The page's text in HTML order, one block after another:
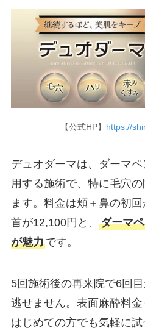
【公式HP】 https://
デュオダーマは、ダーマ
用する施術で、特に毛穴
ます。料金は頬＋鼻の初
首が12,100円と、 ダーマ
が魅力です。
5回施術後の再来院で6回
逃せません。表面麻酔料金
はじめての方でも気軽に試